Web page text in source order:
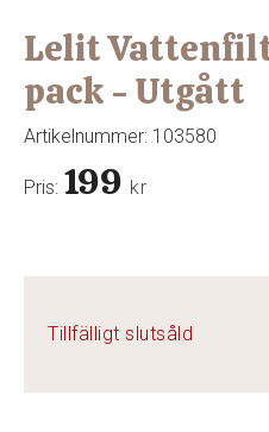
Lelit
pack - Utgått
Artikelnummer: 103580
Pris: 199 kr
Tillfälligt slutsåld